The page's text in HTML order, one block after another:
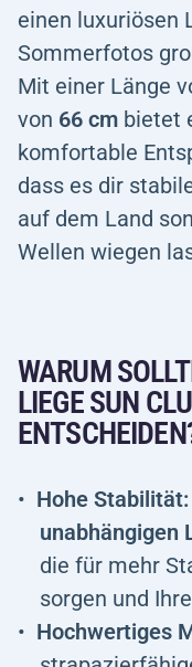
einen luxuriösen
Sommerfotos
Mit einer Länge
von 66 cm bietet
komfortable
dass es dir
auf dem Land
Wellen wiegen
WARUM
LIEGE SUN
Hohe Stabilität:
unabhängigen
die für mehr
sorgen und
Hochwertiges